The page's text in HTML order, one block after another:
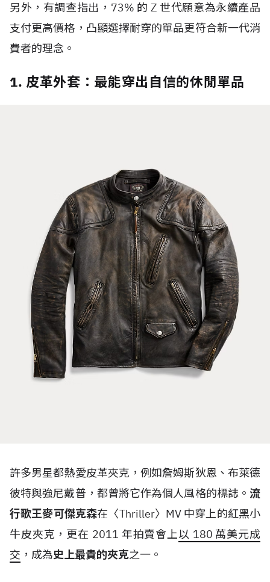
另外，有調查指出， 73% 的 Z 世代願意為永續產品
支付更高價格，凸顯選擇耐穿的單品更符合新一代消
費者的理念。
1. 皮革外套：最能穿出自信的休閒單品
許多男星都熱愛皮革夾克，例如詹姆斯狄恩、布萊德
彼特與強尼戴普，都曾將它作為個人風格的標誌。 流
行歌王麥可傑克森在〈Thriller〉 MV 中穿上的紅黑小
牛皮夾克，更在 2011 年拍賣會上以 180 萬美元成
交 ，成為史上最貴的夾克之一。